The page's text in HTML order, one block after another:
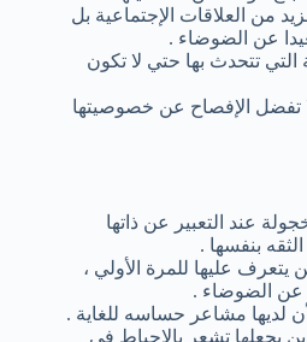
من العلاقات الإجتماعية بل
عن الضوضاء .
تتحدث بها حتي لا تكون
تفضل الإفصاح عن خصوصيتها
عند التعبير عن ذاتها
بنفسها .
يتعرف عليها للمرة الأولي ،
عن الضوضاء .
لديها مشاعر حساسه للغاية .
يجعلها تشعر بالإحباط في